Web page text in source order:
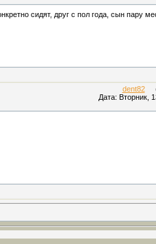
сидят, друг с пол года, сын пару
dent82
Дата: Вторник,